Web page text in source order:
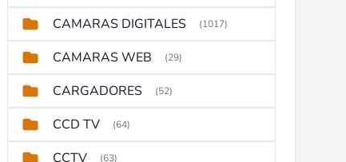
CAMARAS DIGITALES (1017)
CAMARAS WEB (29)
CARGADORES (52)
CCD TV (64)
CCTV (63)